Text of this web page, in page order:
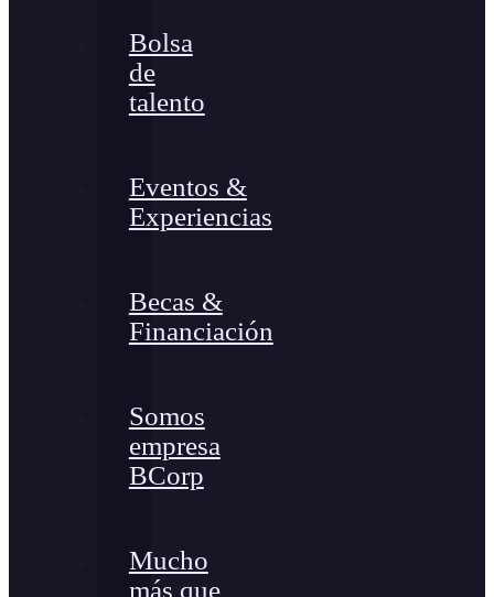
Bolsa
de
talento
Eventos &
Experiencias
Becas &
Financiación
Somos
empresa
BCorp
Mucho
más que